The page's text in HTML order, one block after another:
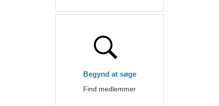
Begynd at søge
Find medlemmer